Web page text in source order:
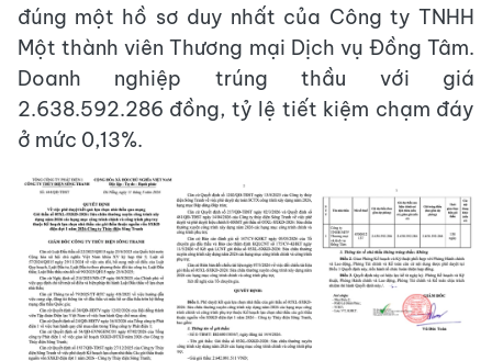
đúng một hồ sơ duy nhất của Công ty TNHH
Một thành viên Thương mại Dịch vụ Đồng Tâm.
Doanh nghiệp trúng thầu với giá
2.638.592.286 đồng, tỷ lệ tiết kiệm chạm đáy
ở mức 0,13%.